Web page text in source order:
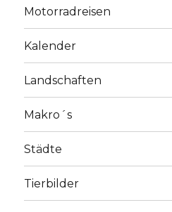
Motorradreisen
Kalender
Landschaften
Makro´s
Städte
Tierbilder